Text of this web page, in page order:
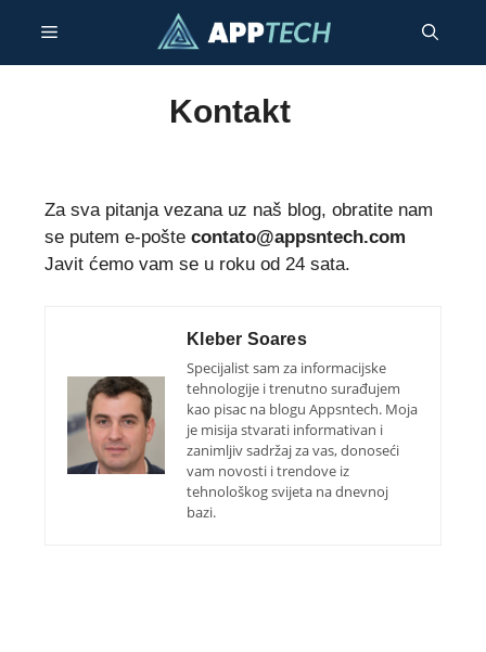
sadržaj
Izbornik
Kontakt
Za sva pitanja vezana uz naš blog, obratite nam
se putem e-poštecontato@appsntech.com
Javit ćemo vam se u roku od 24 sata.
Kleber Soares
Specijalist sam za informacijske
tehnologije i trenutno surađujem
kao pisac na blogu Appsntech. Moja
je misija stvarati informativan i
zanimljiv sadržaj za vas, donoseći
vam novosti i trendove iz
tehnološkog svijeta na dnevnoj
bazi.